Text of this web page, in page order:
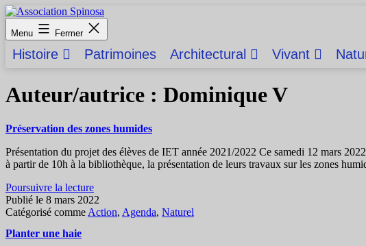
Aller
au
contenu
Association
Spinosa
Menu Fermer
Histoire Patrimoines Architectural Vivant
Auteur/autrice : Dominique V
Préservation des zones humides
Présentation du projet des élèves de IET année 2021/2022 Ce samedi 12 mars
à partir de 10h à la bibliothèque, la présentation de leurs travaux sur les zones
Poursuivre la lecturePréservation
des
zones
Publié le 8 mars 2022
Catégorisé comme Action, Agenda, Naturel
Planter une haie